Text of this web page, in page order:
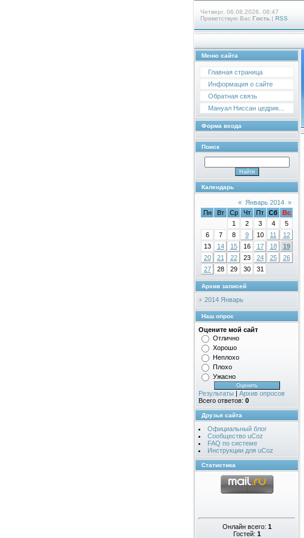
Четверг, 06.08.2026, 08:47
Приветствую Вас Гость | RSS
Меню сайта
Главная страница
Информация о сайте
Обратная связь
Мануал Ниссан цедрик...
Форма входа
Поиск
Календарь
« Январь 2014 »
Пн
Вт Ср Чт Пт Сб
Вс
1
2 3 4
5
6
7 8 9 10 11
12
13
14 15 16 17 18
19
20
21 22 23 24 25
26
27
28 29 30 31
Архив записей
2014 Январь
Наш опрос
Оцените мой сайт
Отлично
Хорошо
Неплохо
Плохо
Ужасно
Результаты | Архив опросов
Всего ответов: 0
Друзья сайта
Официальный блог
Сообщество uCoz
FAQ по системе
Инструкции для uCoz
Статистика
Онлайн всего: 1
Гостей: 1